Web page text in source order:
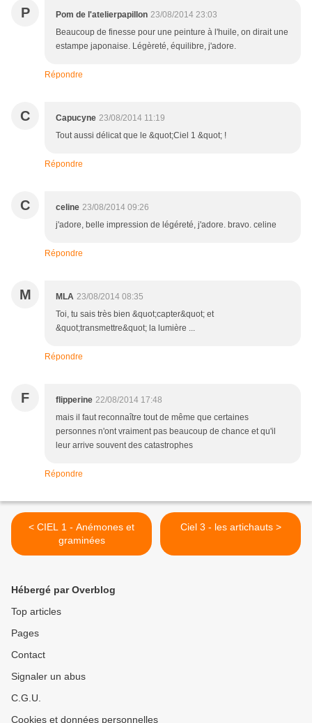
P Pom de l'atelierpapillon 23/08/2014 23:03
Beaucoup de finesse pour une peinture à l'huile, on dirait une
estampe japonaise. Légèreté, équilibre, j'adore.
Répondre
C Capucyne 23/08/2014 11:19
Tout aussi délicat que le &quot;Ciel 1 &quot; !
Répondre
C celine 23/08/2014 09:26
j'adore, belle impression de légéreté, j'adore. bravo. celine
Répondre
M MLA 23/08/2014 08:35
Toi, tu sais très bien &quot;capter&quot; et
&quot;transmettre&quot; la lumière ...
Répondre
F flipperine 22/08/2014 17:48
mais il faut reconnaître tout de même que certaines
personnes n'ont vraiment pas beaucoup de chance et qu'il
leur arrive souvent des catastrophes
Répondre
< CIEL 1 - Anémones et
graminées
Ciel 3 - les artichauts >
Hébergé par Overblog
Top articles
Pages
Contact
Signaler un abus
C.G.U.
Cookies et données personnelles